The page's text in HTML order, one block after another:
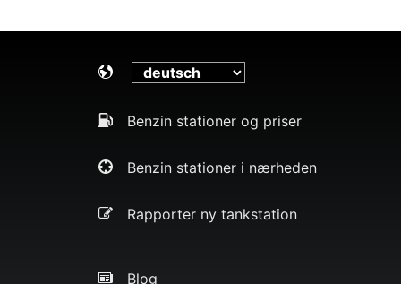
Benzin stationer og priser
Benzin stationer i nærheden
Rapporter ny tankstation
Blog